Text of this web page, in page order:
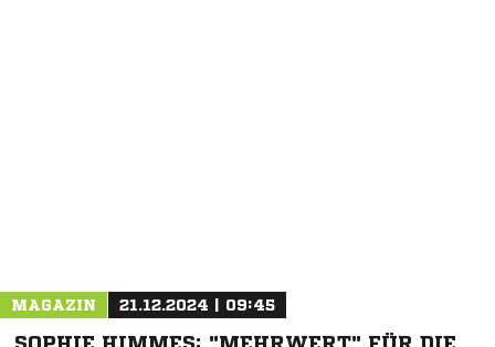
MAGAZIN 21.12.2024 | 09:45
SOPHIE HIMMES: "MEHRWERT" FÜR DIE